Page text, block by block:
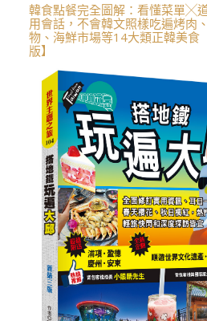
韓食點餐完全圖解：看懂菜單╳
用會話，不會韓文照樣吃遍烤肉
物、海鮮市場等14大類正韓美食
版】